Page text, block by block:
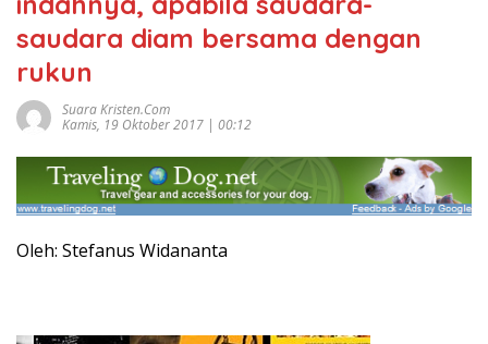
saudara diam bersama dengan
rukun
Suara Kristen.com
Kamis, 19 Oktober 2017 | 00:12
Oleh: Stefanus Widananta